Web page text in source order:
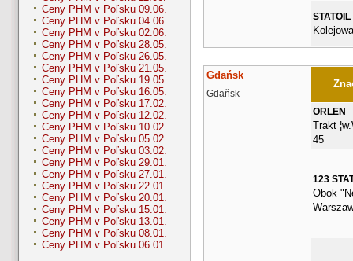
Ceny PHM v Poľsku 09.06.
Ceny PHM v Poľsku 04.06.
Ceny PHM v Poľsku 02.06.
Ceny PHM v Poľsku 28.05.
Ceny PHM v Poľsku 26.05.
Ceny PHM v Poľsku 21.05.
Ceny PHM v Poľsku 19.05.
Ceny PHM v Poľsku 16.05.
Ceny PHM v Poľsku 17.02.
Ceny PHM v Poľsku 12.02.
Ceny PHM v Poľsku 10.02.
Ceny PHM v Poľsku 05.02.
Ceny PHM v Poľsku 03.02.
Ceny PHM v Poľsku 29.01.
Ceny PHM v Poľsku 27.01.
Ceny PHM v Poľsku 22.01.
Ceny PHM v Poľsku 20.01.
Ceny PHM v Poľsku 15.01.
Ceny PHM v Poľsku 13.01.
Ceny PHM v Poľsku 08.01.
Ceny PHM v Poľsku 06.01.
STATOIL
Gdańsk
Gdaňsk
ORLEN
Trakt
45
123
Obok